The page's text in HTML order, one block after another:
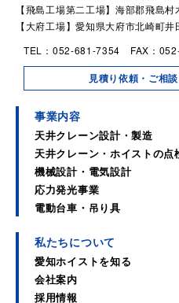
【飛島工場第二工場】海部郡飛島
【大府工場】愛知県大府市北崎町
TEL：052-681-7354 FAX：
見積り依頼・ご相談
事業内容
天井クレーン設計・製造
天井クレーン・ホイストの点
機械設計・電気設計
応力発光事業
電動台車・吊り具
私たちについて
愛知ホイストを知る
会社案内
採用情報